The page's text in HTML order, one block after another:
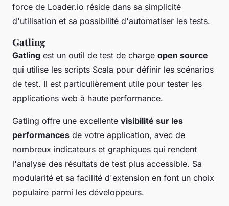
force de Loader.io réside dans sa simplicité
d'utilisation et sa possibilité d'automatiser les tests.
Gatling
Gatling est un outil de test de charge open source
qui utilise les scripts Scala pour définir les scénarios
de test. Il est particulièrement utile pour tester les
applications web à haute performance.
Gatling offre une excellente visibilité sur les
performances de votre application, avec de
nombreux indicateurs et graphiques qui rendent
l'analyse des résultats de test plus accessible. Sa
modularité et sa facilité d'extension en font un choix
populaire parmi les développeurs.